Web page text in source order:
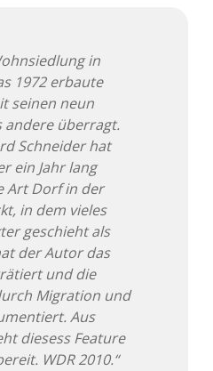
2015
2016
2017
2018
2019
2020
2021
in
1972 erbaute
seinen neun
andere überragt.
Schneider hat
ein Jahr lang
Art Dorf in der
in dem vieles
geschieht als
der Autor das
und die
Migration und
Aus
diesess Feature
WDR 2010.“